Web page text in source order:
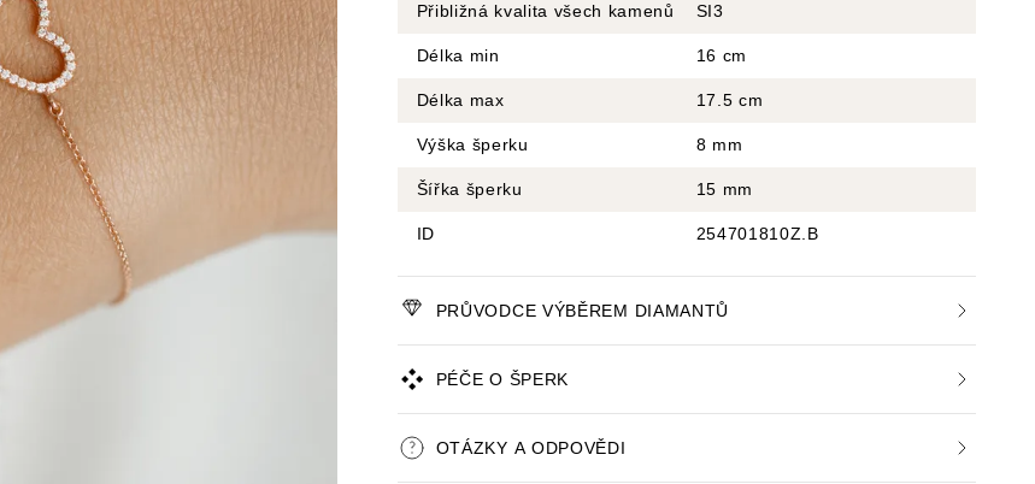
Přibližná kvalita všech kamenů SI3
Délka min 16 cm
Délka max 17.5 cm
Výška šperku 8 mm
Šířka šperku 15 mm
ID 254701810Z.B
PRŮVODCE VÝBĚREM DIAMANTŮ
PÉČE O ŠPERK
OTÁZKY A ODPOVĚDI